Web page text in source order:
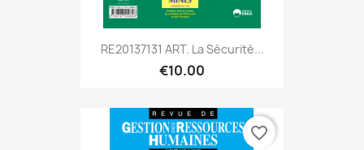
RE20137131 ART. La Sécurité...
€10.00
favorite_border